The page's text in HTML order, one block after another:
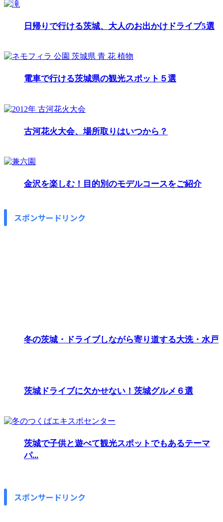
日帰りで行ける茨城、大人のお出かけドライブ5選
電車で行ける茨城県の観光スポット５選
古河花火大会、場所取りはいつから？
金沢を楽しむ！目的別のモデルコースをご紹介
スポンサードリンク
冬の茨城・ドライブしながら寄り道する大洗・水戸
茨城ドライブに欠かせない！茨城グルメ６選
茨城で子供と遊べて観光スポットでもあるテーマ
パ...
スポンサードリンク